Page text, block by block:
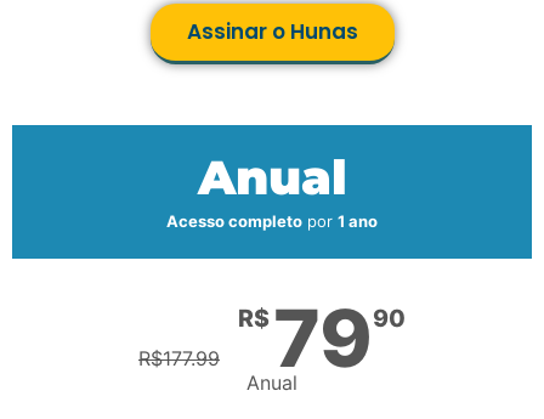
Assinar o Hunas
Anual
Acesso completo por 1 ano
R$177.99
R$ 7990
Anual